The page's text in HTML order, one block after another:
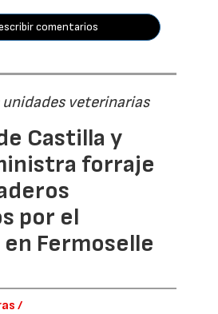
comentarios
unidades veterinarias
Castilla y
forraje
por el
Fermoselle
/